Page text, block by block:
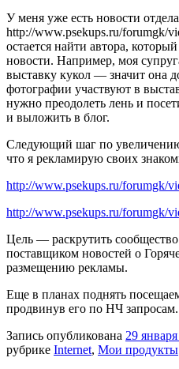
У меня уже есть новости
http://www.psekups.ru/forumgk/
остается найти автора,
новости. Например, моя
выставку кукол — значит она
фотографии участвуют в
нужно преодолеть лень и
и выложить в блог.
Следующий шаг по
что я рекламирую своих
http://www.psekups.ru/forumgk/
http://www.psekups.ru/forumgk/
Цель — раскрутить
поставщиком новостей о
размещению рекламы.
Еще в планах поднять
продвинув его по НЧ запросам.
Запись опубликована 29
рубрике Internet, Мои продукты